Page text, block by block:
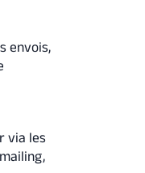
envois,
via les